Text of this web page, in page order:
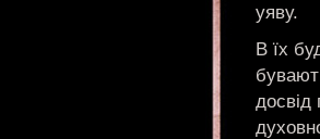
уяву.
В їх
досвід